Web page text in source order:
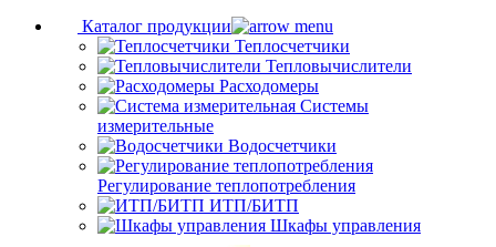
Каталог продукции
Теплосчетчики
Тепловычислители
Расходомеры
Системы
измерительные
Водосчетчики
Регулирование теплопотребления
ИТП/БИТП
Шкафы управления